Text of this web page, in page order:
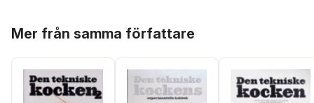
Mer från samma författare